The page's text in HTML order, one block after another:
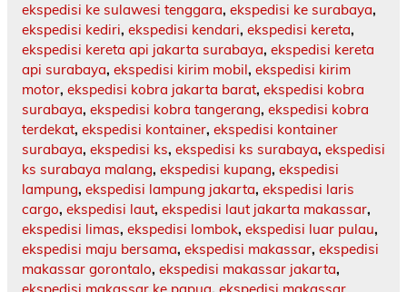
ekspedisi ke sulawesi tenggara, ekspedisi ke surabaya,
ekspedisi kediri, ekspedisi kendari, ekspedisi kereta,
ekspedisi kereta api jakarta surabaya, ekspedisi kereta
api surabaya, ekspedisi kirim mobil, ekspedisi kirim
motor, ekspedisi kobra jakarta barat, ekspedisi kobra
surabaya, ekspedisi kobra tangerang, ekspedisi kobra
terdekat, ekspedisi kontainer, ekspedisi kontainer
surabaya, ekspedisi ks, ekspedisi ks surabaya, ekspedisi
ks surabaya malang, ekspedisi kupang, ekspedisi
lampung, ekspedisi lampung jakarta, ekspedisi laris
cargo, ekspedisi laut, ekspedisi laut jakarta makassar,
ekspedisi limas, ekspedisi lombok, ekspedisi luar pulau,
ekspedisi maju bersama, ekspedisi makassar, ekspedisi
makassar gorontalo, ekspedisi makassar jakarta,